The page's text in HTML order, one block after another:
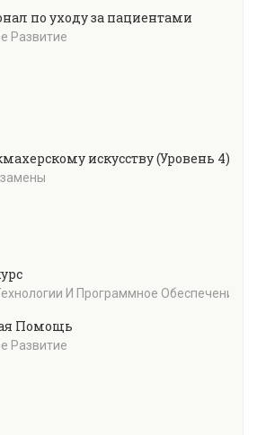
по уходу за пациентами
Развитие
искусству (Уровень 4)
И Программное Обеспечение
Помощь
Развитие